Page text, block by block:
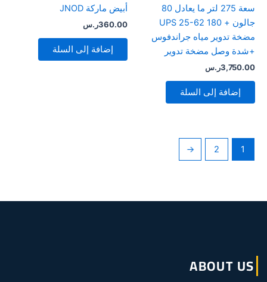
سعة 275 لتر ما يعادل 80
جالون + UPS 25-62 180
مضخة تدوير مياه جراندفوس
+شدة وصل مضخة تدوير
3,750.00ر.س
إضافة إلى السلة
أبيض ماركة JNOD
360.00ر.س
إضافة إلى السلة
1
2
←
ABOUT US